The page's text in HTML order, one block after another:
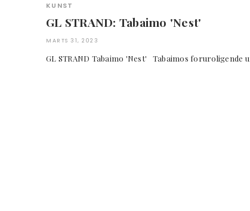
KUNST
GL STRAND: Tabaimo 'Nest'
MARTS 31, 2023
GL STRAND Tabaimo 'Nest' Tabaimos